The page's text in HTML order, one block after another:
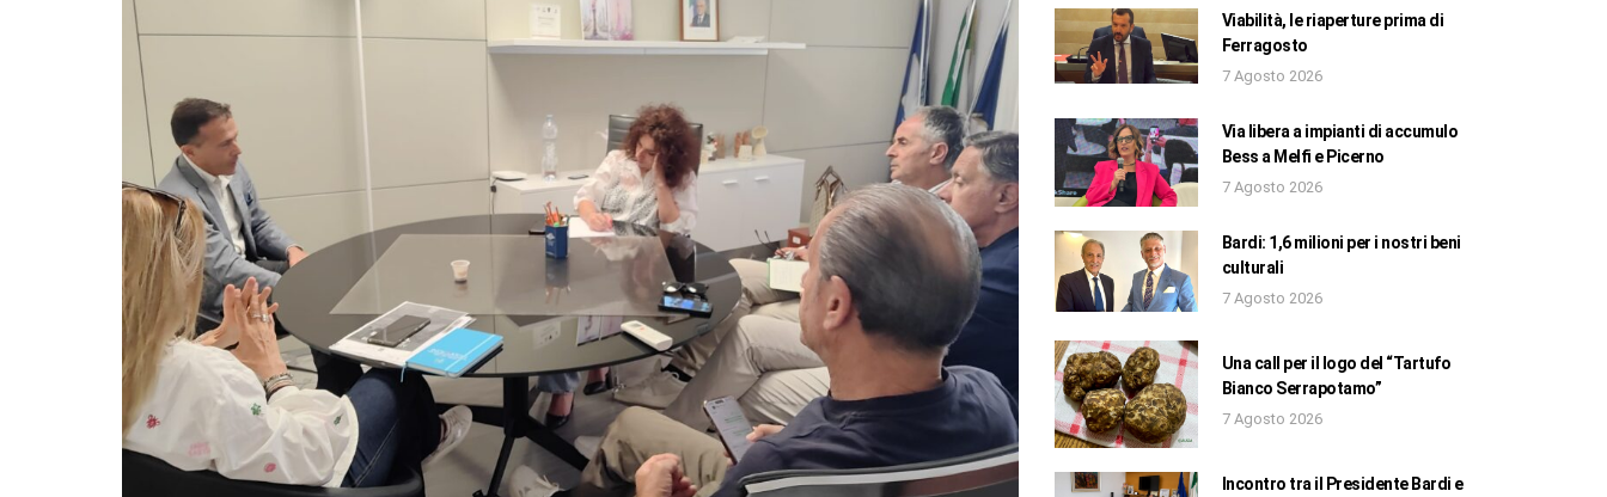
Viabilità, le riaperture prima di
Ferragosto
7 Agosto 2026
Via libera a impianti di accumulo
Bess a Melfi e Picerno
7 Agosto 2026
Bardi: 1,6 milioni per i nostri beni
culturali
7 Agosto 2026
Una call per il logo del “Tartufo
Bianco Serrapotamo”
7 Agosto 2026
Incontro tra il Presidente Bardi e